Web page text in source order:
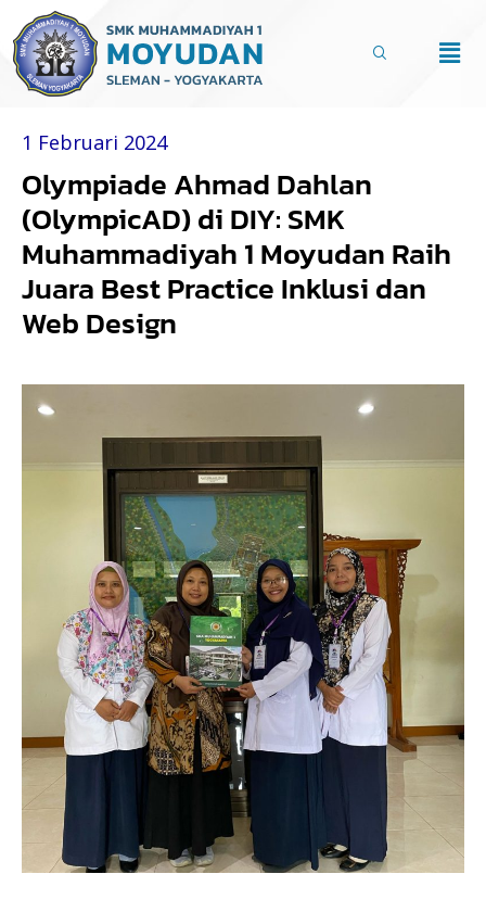
Lewati
konten
1 Februari 2024
Olympiade Ahmad Dahlan
(OlympicAD) di DIY: SMK
Muhammadiyah 1 Moyudan Raih
Juara Best Practice Inklusi dan
Web Design